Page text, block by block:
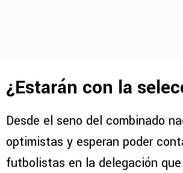
¿Estarán con la
Desde el seno del combinado
optimistas y esperan poder
futbolistas en la delegación